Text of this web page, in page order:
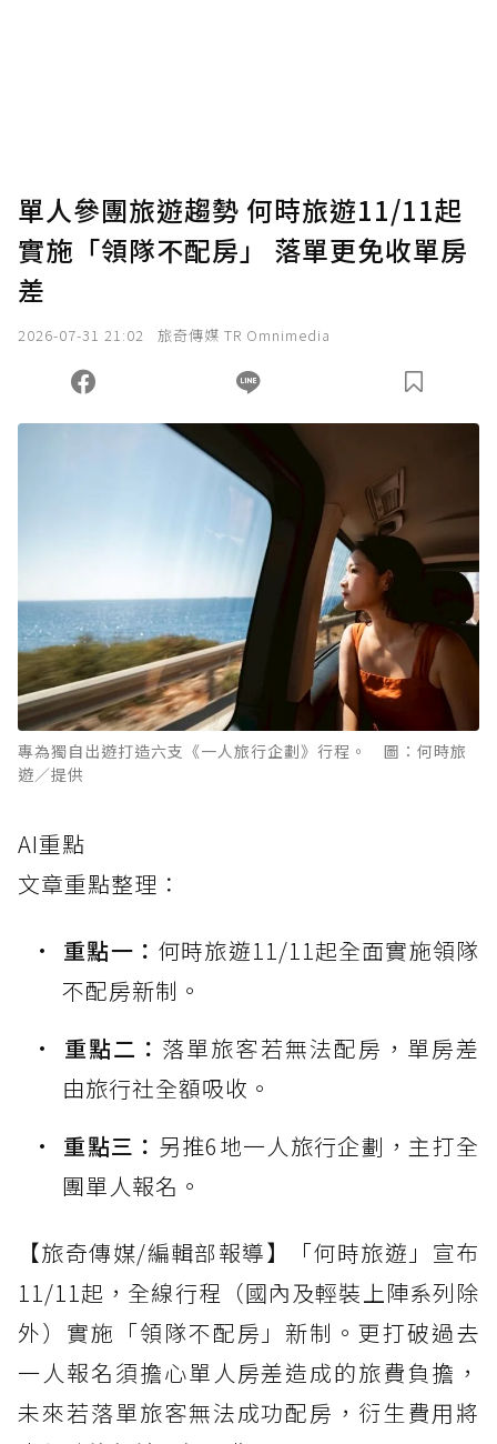
確認送出
您當前剩餘 U 利點數：0點；前往 購買點數
單人參團旅遊趨勢 何時旅遊11/11起
實施「領隊不配房」 落單更免收單房
差
2026-07-31 21:02 旅奇傳媒 TR Omnimedia
專為獨自出遊打造六支《一人旅行企劃》行程。 圖：何時旅
遊／提供
AI重點
文章重點整理：
重點一： 何時旅遊11/11起全面實施領隊
不配房新制。
重點二： 落單旅客若無法配房，單房差
由旅行社全額吸收。
重點三： 另推6地一人旅行企劃，主打全
團單人報名。
【旅奇傳媒/編輯部報導】「何時旅遊」宣布
11/11起，全線行程（國內及輕裝上陣系列除
外）實施「領隊不配房」新制。更打破過去
一人報名須擔心單人房差造成的旅費負擔，
未來若落單旅客無法成功配房，衍生費用將